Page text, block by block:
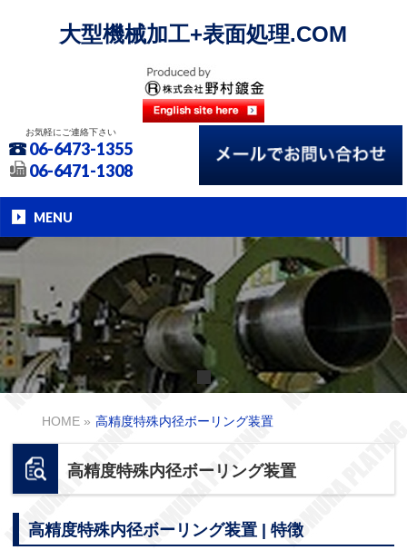
大型機械加工+表面処理.COM
お気軽にご連絡下さい
06-6473-1355
06-6471-1308
MENU
HOME » 高精度特殊内径ボーリング装置
高精度特殊内径ボーリング装置
高精度特殊内径ボーリング装置 | 特徴